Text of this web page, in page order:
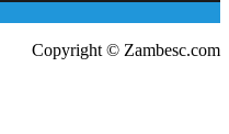
Copyright © Zambesc.com